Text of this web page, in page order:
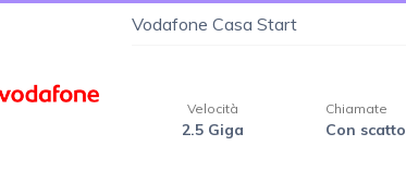
Vodafone Casa Start
Velocità
2.5 Giga
Chiamate
Con scatto